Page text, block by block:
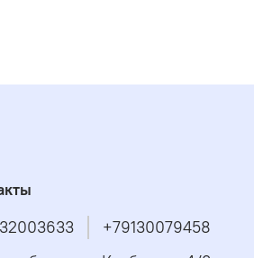
+79130079458